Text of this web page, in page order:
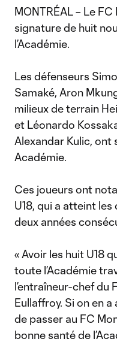
MONTRÉAL – Le
signature de huit
l’Académie.
Les défenseurs
Samaké, Aron
milieux de terrain
et Léonardo
Alexandar Kulic,
Académie.
Ces joueurs ont
U18, qui a atteint les
deux années
« Avoir les huit U18
toute l’Académie
l’entraîneur-chef du
Eullaffroy. Si on en
de passer au FC
bonne santé de